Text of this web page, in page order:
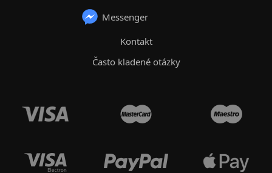
Messenger
Kontakt
Často kladené otázky